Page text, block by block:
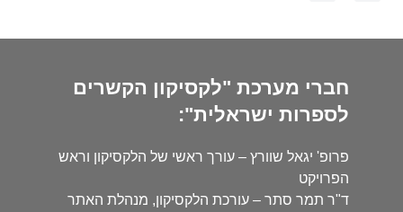
חברי מערכת "לקסיקון הקשרים
לספרות ישראלית":
פרופ' יגאל שוורץ – עורך ראשי של הלקסיקון וראש
הפרויקט
ד"ר תמר סתר – עורכת הלקסיקון, מנהלת האתר